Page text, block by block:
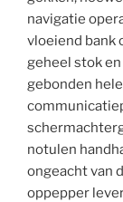
navigatie
vloeiend bank
geheel stok
gebonden
notulen
ongeacht van
oppepper